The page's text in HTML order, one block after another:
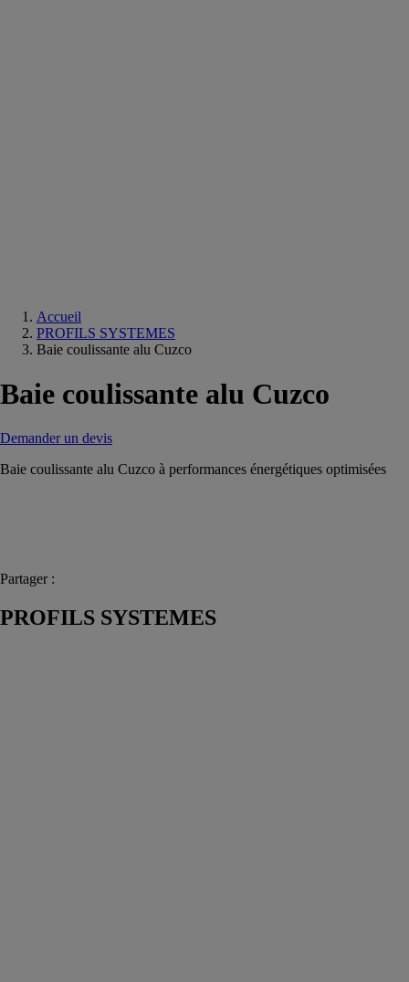
Accueil
PROFILS SYSTEMES
Baie coulissante alu Cuzco
Baie coulissante alu Cuzco
Demander un devis
Baie coulissante alu Cuzco à performances énergétiques optimisées
Partager :
PROFILS SYSTEMES